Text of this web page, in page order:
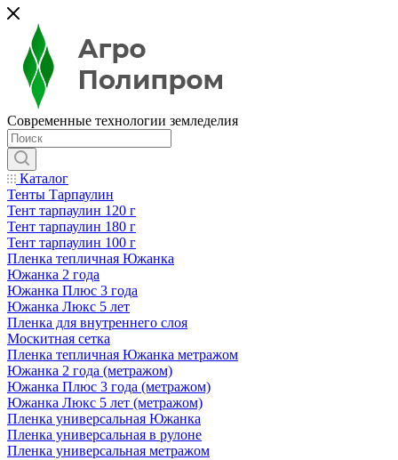
Современные технологии земледелия
Каталог
Тенты Тарпаулин
Тент тарпаулин 120 г
Тент тарпаулин 180 г
Тент тарпаулин 100 г
Пленка тепличная Южанка
Южанка 2 года
Южанка Плюс 3 года
Южанка Люкс 5 лет
Пленка для внутреннего слоя
Москитная сетка
Пленка тепличная Южанка метражом
Южанка 2 года (метражом)
Южанка Плюс 3 года (метражом)
Южанка Люкс 5 лет (метражом)
Пленка универсальная Южанка
Пленка универсальная в рулоне
Пленка универсальная метражом